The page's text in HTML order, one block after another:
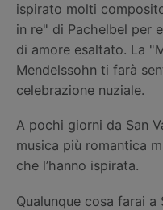
ispirato molti
in re" di Pachelbel per
di amore esaltato. La
Mendelssohn ti farà
celebrazione nuziale.
A pochi giorni da San
musica più romantica
che l’hanno ispirata.
Qualunque cosa farai